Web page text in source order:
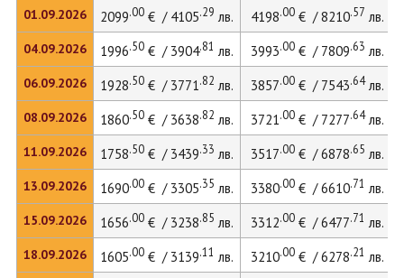
01.09.2026
04.09.2026
06.09.2026
08.09.2026
11.09.2026
13.09.2026
15.09.2026
18.09.2026
2099.00€ / 4105.29 лв. 4198.00€ / 8210.57 лв.
1996.50€ / 3904.81 лв. 3993.00€ / 7809.63 лв.
1928.50€ / 3771.82 лв. 3857.00€ / 7543.64лв.
1860.50€ / 3638.82 лв. 3721.00€ / 7277.64лв.
1758.50€ / 3439.33 лв. 3517.00€ / 6878.65 лв.
1690.00€ / 3305.35 лв. 3380.00€ / 6610.71 лв.
1656.00€ / 3238.85 лв. 3312.00€ / 6477.71 лв.
1605.00€ / 3139.11 лв. 3210.00€ / 6278.21 лв.